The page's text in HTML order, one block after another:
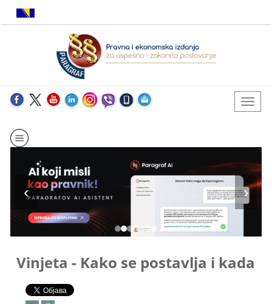
Vinjeta - Kako se postavlja i kada